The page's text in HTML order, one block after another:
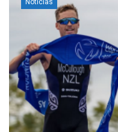
Noticias